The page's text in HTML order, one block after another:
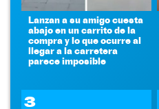
Lanzan a su amigo cuesta
abajo en un carrito de la
compra y lo que ocurre al
llegar a la carretera
parece imposible
3